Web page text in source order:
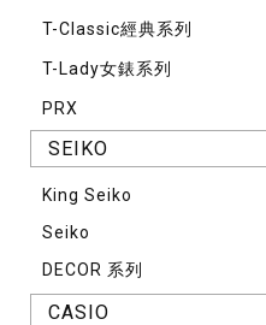
T-Classic經典系列
T-Lady女錶系列
PRX
SEIKO
King Seiko
Seiko
DECOR 系列
CASIO